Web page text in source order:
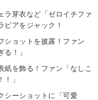
ラ芽衣など「ゼロイチファ
ビアをジャック！
ショットを披露！ファン
！」
紙を飾る！ファン「なしこ
」
シーショットに「可愛